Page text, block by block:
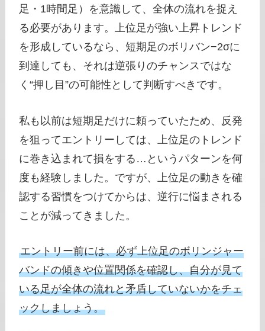
足・1時間足）を意識して、全体の流れを捉え
る必要があります。上位足が強い上昇トレンド
を形成しているなら、短期足のボリバン−2σに
到達しても、それは逆張りのチャンスではな
く“押し目”の可能性として判断すべきです。
私も以前は短期足だけに頼っていたため、反発
を狙ってエントリーしては、上位足のトレンド
に巻き込まれて損をする…というパターンを何
度も経験しました。ですが、上位足の動きを確
認する習慣をつけてからは、逆行に悩まされる
ことが減ってきました。
エントリー前には、必ず上位足のボリンジャー
バンドの傾きや位置関係を確認し、自分が見て
いる足が全体の流れと矛盾していないかをチェ
ックしましょう。